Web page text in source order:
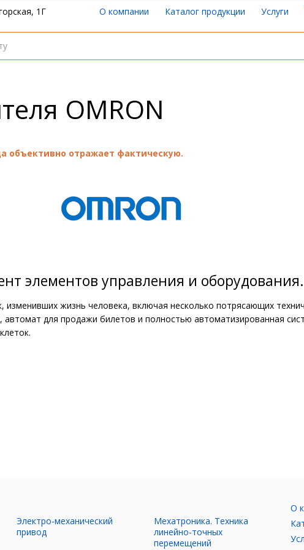
1Г О компании Каталог продукции Услуги
OMRON
объективно отражает фактическую.
элементов управления и оборудования.
жизнь человека, включая несколько потрясающих
для продажи билетов и полностью автоматизированная
Электро-механический
привод
Мехатроника. Техника
линейно-точных
перемещений
О